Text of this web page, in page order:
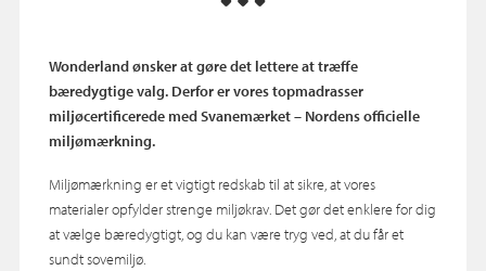
Wonderland ønsker at gøre det lettere at træffe
bæredygtige valg. Derfor er vores topmadrasser
miljøcertificerede med Svanemærket – Nordens officielle
miljømærkning.
Miljømærkning er et vigtigt redskab til at sikre, at vores
materialer opfylder strenge miljøkrav. Det gør det enklere for dig
at vælge bæredygtigt, og du kan være tryg ved, at du får et
sundt sovemiljø.